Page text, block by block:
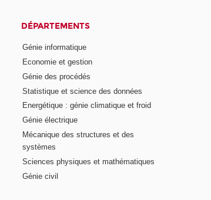
DÉPARTEMENTS
Génie informatique
Economie et gestion
Génie des procédés
Statistique et science des données
Energétique : génie climatique et froid
Génie électrique
Mécanique des structures et des
systèmes
Sciences physiques et mathématiques
Génie civil